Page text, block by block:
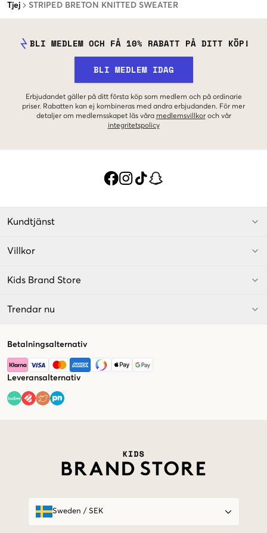
Tjej STRIPED BRETON KNITTED SWEATER
BLI MEDLEM OCH FÅ 10% RABATT PÅ DITT KÖP!
BLI MEDLEM IDAG
Erbjudandet gäller på ditt första köp som medlem och på ordinarie
priser. Rabatten kan ej kombineras med andra erbjudanden. För mer
detaljer om medlemsskapet läs våra medlemsvillkor och vår
integritetspolicy
Kundtjänst
Villkor
Kids Brand Store
Trendar nu
Betalningsalternativ
Leveransalternativ
Sweden / SEK